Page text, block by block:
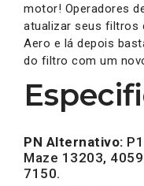
motor! Operadores
atualizar seus filtros
Aero e lá depois
do filtro com um
PN Alternativo:
Maze 13203,
7150.